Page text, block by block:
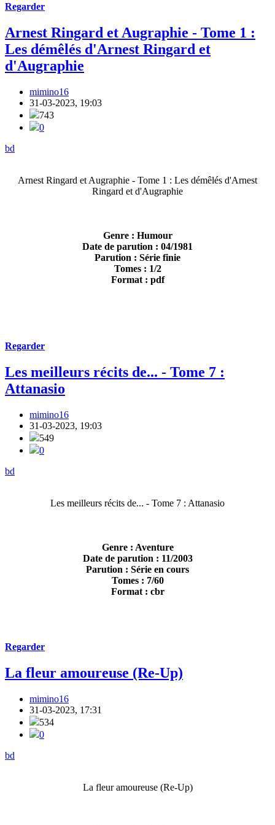
Regarder
Arnest Ringard et Augraphie - Tome 1 :
Les démêlés d'Arnest Ringard et
d'Augraphie
mimino16
31-03-2023, 19:03
743
0
bd
Arnest Ringard et Augraphie - Tome 1 : Les démêlés d'Arnest
Ringard et d'Augraphie
Genre : Humour
Date de parution : 04/1981
Parution : Série finie
Tomes : 1/2
Format : pdf
Regarder
Les meilleurs récits de... - Tome 7 :
Attanasio
mimino16
31-03-2023, 19:03
549
0
bd
Les meilleurs récits de... - Tome 7 : Attanasio
Genre : Aventure
Date de parution : 11/2003
Parution : Série en cours
Tomes : 7/60
Format : cbr
Regarder
La fleur amoureuse (Re-Up)
mimino16
31-03-2023, 17:31
534
0
bd
La fleur amoureuse (Re-Up)